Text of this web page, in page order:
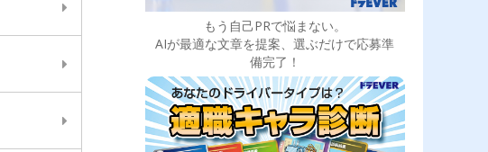
もう自己PRで悩まない。
AIが最適な文章を提案、選ぶだけで応募準
備完了！